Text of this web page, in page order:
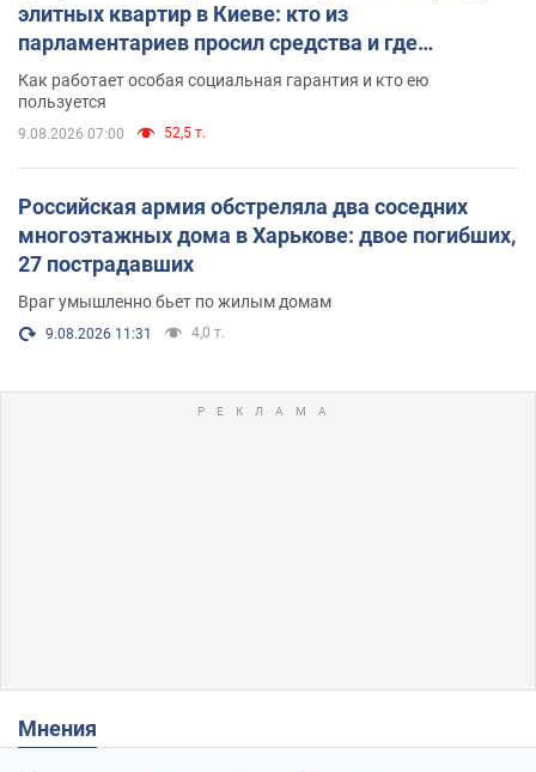
элитных квартир в Киеве: кто из
парламентариев просил средства и где
поселился
Как работает особая социальная гарантия и кто ею
пользуется
9.08.2026 07:00 52,5 т.
Российская армия обстреляла два соседних
многоэтажных дома в Харькове: двое погибших,
27 пострадавших
Враг умышленно бьет по жилым домам
9.08.2026 11:31 4,0 т.
Мнения